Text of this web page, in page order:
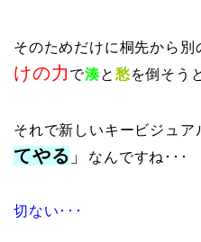
そのためだけに桐先から別
けの力 で湊と 愁を倒そう
それで新しいキービジュア
てやる 」 なんですね･･･
切ない･･･